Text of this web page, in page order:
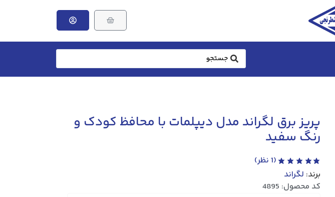
پریز برق لگراند مدل دیپلمات با محافظ کودک و
رنگ سفید
(
1 نظر)
برند: لگراند
کد محصول: 4895